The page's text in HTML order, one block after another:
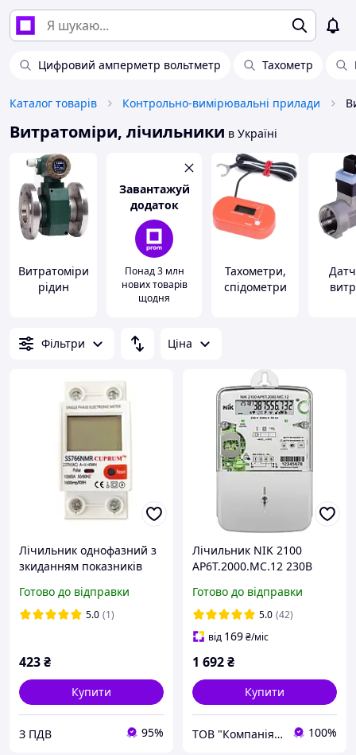
Цифровий амперметр вольтметр Тахометр
Каталог товарів Контрольно-вимірювальні прилади
Витратоміри, лічильники в Україні
Витратоміри
рідин
Завантажуй
додаток
Понад 3 млн
нових товарів
щодня
Тахометри,
спідометри
Фільтри Ціна
Лічильник однофазний з
зкиданням показників
Готово до відправки
5.0 (1)
423₴
Купити
З ПДВ 95%
Лічильник NIK 2100
AP6T.2000.MC.12 230В
багатотарифний
Готово до відправки
5.0 (42)
від 169₴/міс
1 692₴
Купити
ТОВ "Компанія ЕДС" 100%